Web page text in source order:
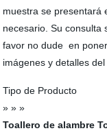
muestra se presentará
necesario. Su
favor no dude en
imágenes y detalles del
Tipo de Producto
» » »
Toallero de alambre